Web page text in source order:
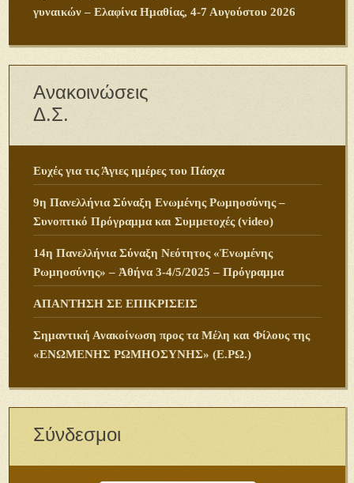
γυναικών – Ελαφίνα Ημαθίας, 4-7 Αυγούστου 2026
Ανακοινώσεις
Δ.Σ.
Ευχές για τις Άγιες ημέρες του Πάσχα
9η Πανελλήνια Σύναξη Ενωμένης Ρωμηοσύνης –
Συνοπτικό Πρόγραμμα και Συμμετοχές (video)
14η Πανελλήνια Σύναξη Νεότητος «Ἑνωμένης
Ρωμηοσύνης» – Ἀθήνα 3-4/5/2025 – Πρόγραμμα
ΑΠΑΝΤΗΣΗ ΣΕ ΕΠΙΚΡΙΣΕΙΣ
Σημαντική Ανακοίνωση προς τα Μέλη και Φίλους της
«ΕΝΩΜΕΝΗΣ ΡΩΜΗΟΣΥΝΗΣ» (Ε.ΡΩ.)
Σύνδεσμοι